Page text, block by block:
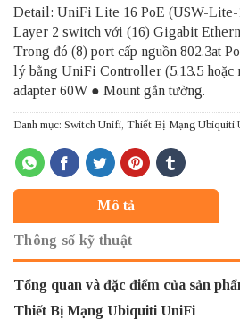
Detail: UniFi Lite 16 PoE (USW-Lite-
Layer 2 switch với (16) Gigabit
Trong đó (8) port cấp nguồn 802.3at
lý bằng UniFi Controller (5.13.5 hoặc
adapter 60W ● Mount gắn tường.
Danh mục: Switch Unifi Thiết Bị Mạng Ubiquiti
Mô tả
Thông số kỹ thuật
Tổng quan và đặc điểm của sản
Thiết Bị Mạng Ubiquiti UniFi